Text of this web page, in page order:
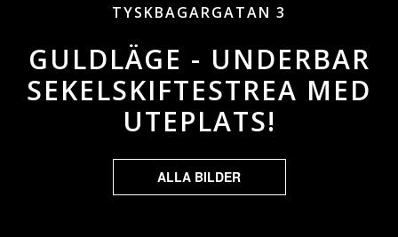
TYSKBAGARGATAN 3
GULDLÄGE - UNDERBAR
SEKELSKIFTESTREA MED
UTEPLATS!
ALLA BILDER